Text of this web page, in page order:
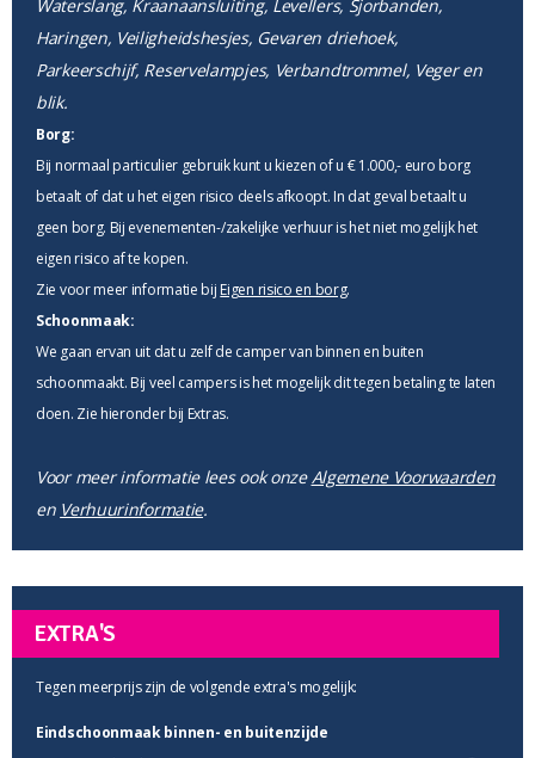
Waterslang, Kraanaansluiting, Levellers, Sjorbanden,
Haringen, Veiligheidshesjes, Gevaren driehoek,
Parkeerschijf, Reservelampjes, Verbandtrommel, Veger en
blik.
Borg:
Bij normaal particulier gebruik kunt u kiezen of u € 1.000,- euro borg
betaalt of dat u het eigen risico deels afkoopt. In dat geval betaalt u
geen borg. Bij evenementen-/zakelijke verhuur is het niet mogelijk het
eigen risico af te kopen.
Zie voor meer informatie bij Eigen risico en borg.
Schoonmaak:
We gaan ervan uit dat u zelf de camper van binnen en buiten
schoonmaakt. Bij veel campers is het mogelijk dit tegen betaling te laten
doen. Zie hieronder bij Extras.
Voor meer informatie lees ook onzeAlgemene Voorwaarden
en Verhuurinformatie.
EXTRA'S
Tegen meerprijs zijn de volgende extra's mogelijk:
Eindschoonmaak binnen- en buitenzijde